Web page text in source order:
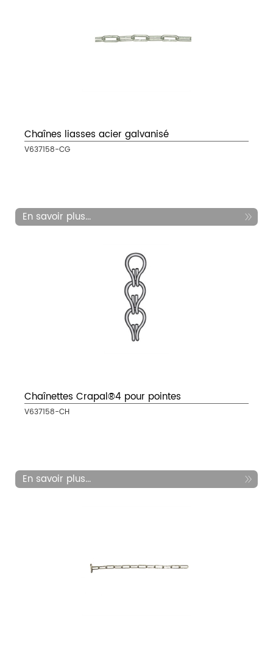
Chaînes liasses acier galvanisé
V637158-CG
En savoir plus...
Chaînettes Crapal®4 pour pointes
V637158-CH
En savoir plus...